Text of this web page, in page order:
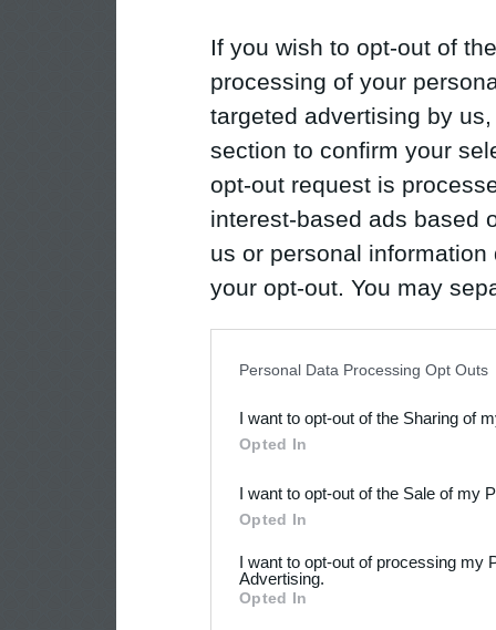
If you wish to opt-out of
processing of your
targeted advertising by
section to confirm your
opt-out request is
interest-based ads based
us or personal
your opt-out. You may
Downstream Participants
third parties.
Personal Data Processing Opt Outs
I want to opt-out of the Sharing of
Opted In
I want to opt-out of the Sale of my
Opted In
I want to opt-out of processing my
Advertising.
Opted In